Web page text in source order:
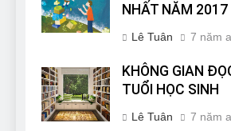
NHẤT NĂM 2017
Lê Tuân 7 năm
KHÔNG GIAN
TUỔI HỌC SINH
Lê Tuân 7 năm